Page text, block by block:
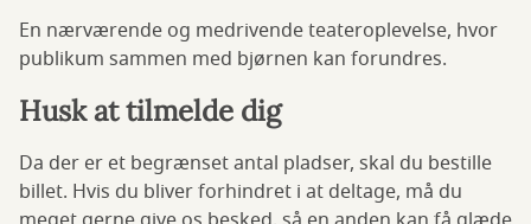
En nærværende og medrivende teateroplevelse, hvor
publikum sammen med bjørnen kan forundres.
Husk at tilmelde dig
Da der er et begrænset antal pladser, skal du bestille
billet. Hvis du bliver forhindret i at deltage, må du